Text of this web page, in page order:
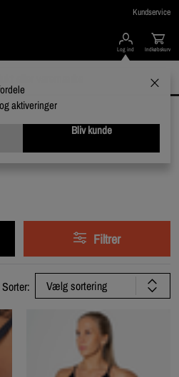
Kundservice
Log ind
aktiveringer
Bliv kunde
Indkøbskurv
Filtrer
Sorter: Vælg sortering